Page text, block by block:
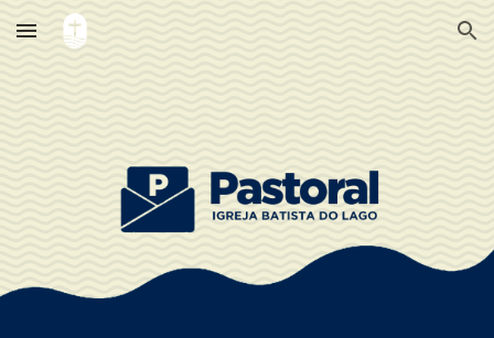
Skip to main content Skip to navigation